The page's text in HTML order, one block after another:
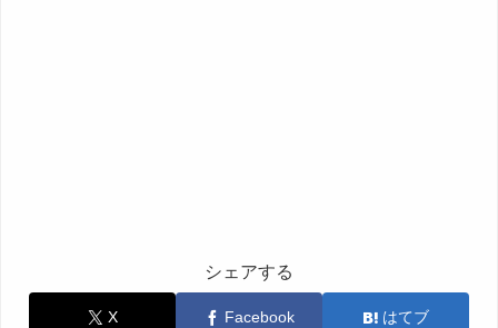
シェアする
X Facebook はてブ